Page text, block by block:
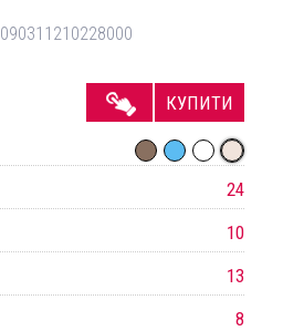
090311210228000
КУПИТИ
24
10
13
8